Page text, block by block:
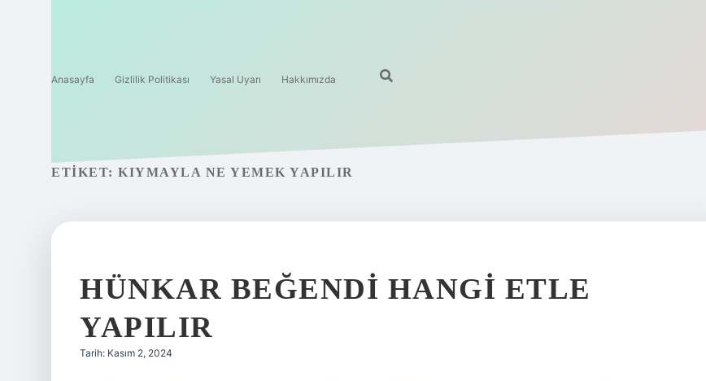
Anasayfa Gizlilik Politikası Yasal Uyarı Hakkımızda
ETIKET: KIYMAYLA NE YEMEK YAPILIR
HÜNKAR BEĞENDI HANGI ETLE
YAPILIR
Tarih: Kasım 2, 2024